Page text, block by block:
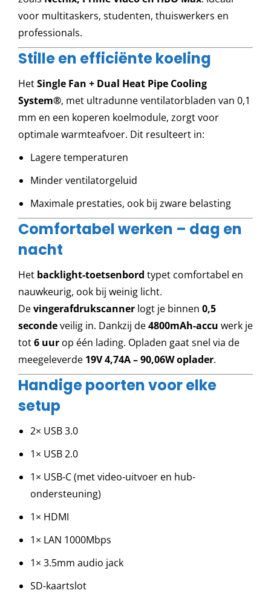
voor multitaskers, studenten, thuiswerkers en
professionals.
Stille en efficiënte koeling
HetSingle Fan + Dual Heat Pipe Cooling
System®, met ultradunne ventilatorbladen van 0,1
mm en een koperen koelmodule, zorgt voor
optimale warmteafvoer. Dit resulteert in:
Lagere temperaturen
Minder ventilatorgeluid
Maximale prestaties, ook bij zware belasting
Comfortabel werken – dag en
nacht
Het backlight-toetsenbord typet comfortabel en
nauwkeurig, ook bij weinig licht.
Devingerafdrukscanner logt je binnen 0,5
secondeveilig in. Dankzij de4800mAh-accu werk je
tot6 uur op één lading. Opladen gaat snel via de
meegeleverde 19V 4,74A – 90,06W oplader.
Handige poorten voor elke
setup
2× USB 3.0
1× USB 2.0
1× USB-C (met video-uitvoer en hub-
ondersteuning)
1× HDMI
1× LAN 1000Mbps
1× 3.5mm audio jack
SD-kaartslot